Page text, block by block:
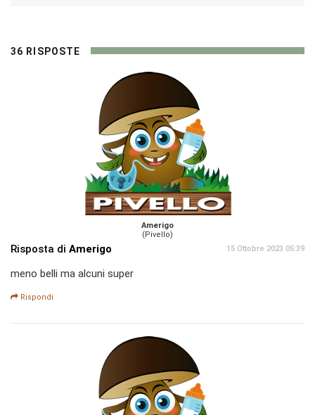
36 RISPOSTE
Amerigo
(Pivello)
Risposta di Amerigo 15 Ottobre 2023 05:39
meno belli ma alcuni super
Rispondi